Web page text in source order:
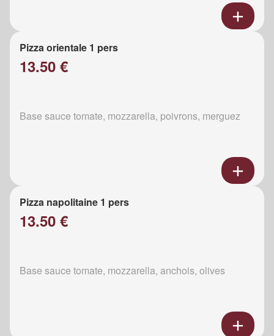
Pizza orientale 1 pers
13.50 €
Base sauce tomate, mozzarella, poivrons, merguez
Pizza napolitaine 1 pers
13.50 €
Base sauce tomate, mozzarella, anchois, olives